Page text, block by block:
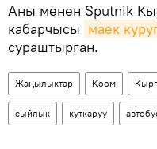
Аны менен Sputnik
кабарчысы маек
сураштырган.
Жаңылыктар Коом
сыйлык куткаруу